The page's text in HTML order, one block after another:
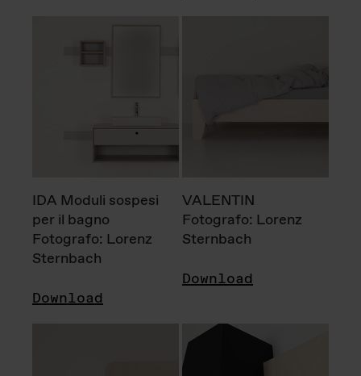
IDA Moduli sospesi
per il bagno
Fotografo: Lorenz
Sternbach
Download
VALENTIN
Fotografo: Lorenz
Sternbach
Download